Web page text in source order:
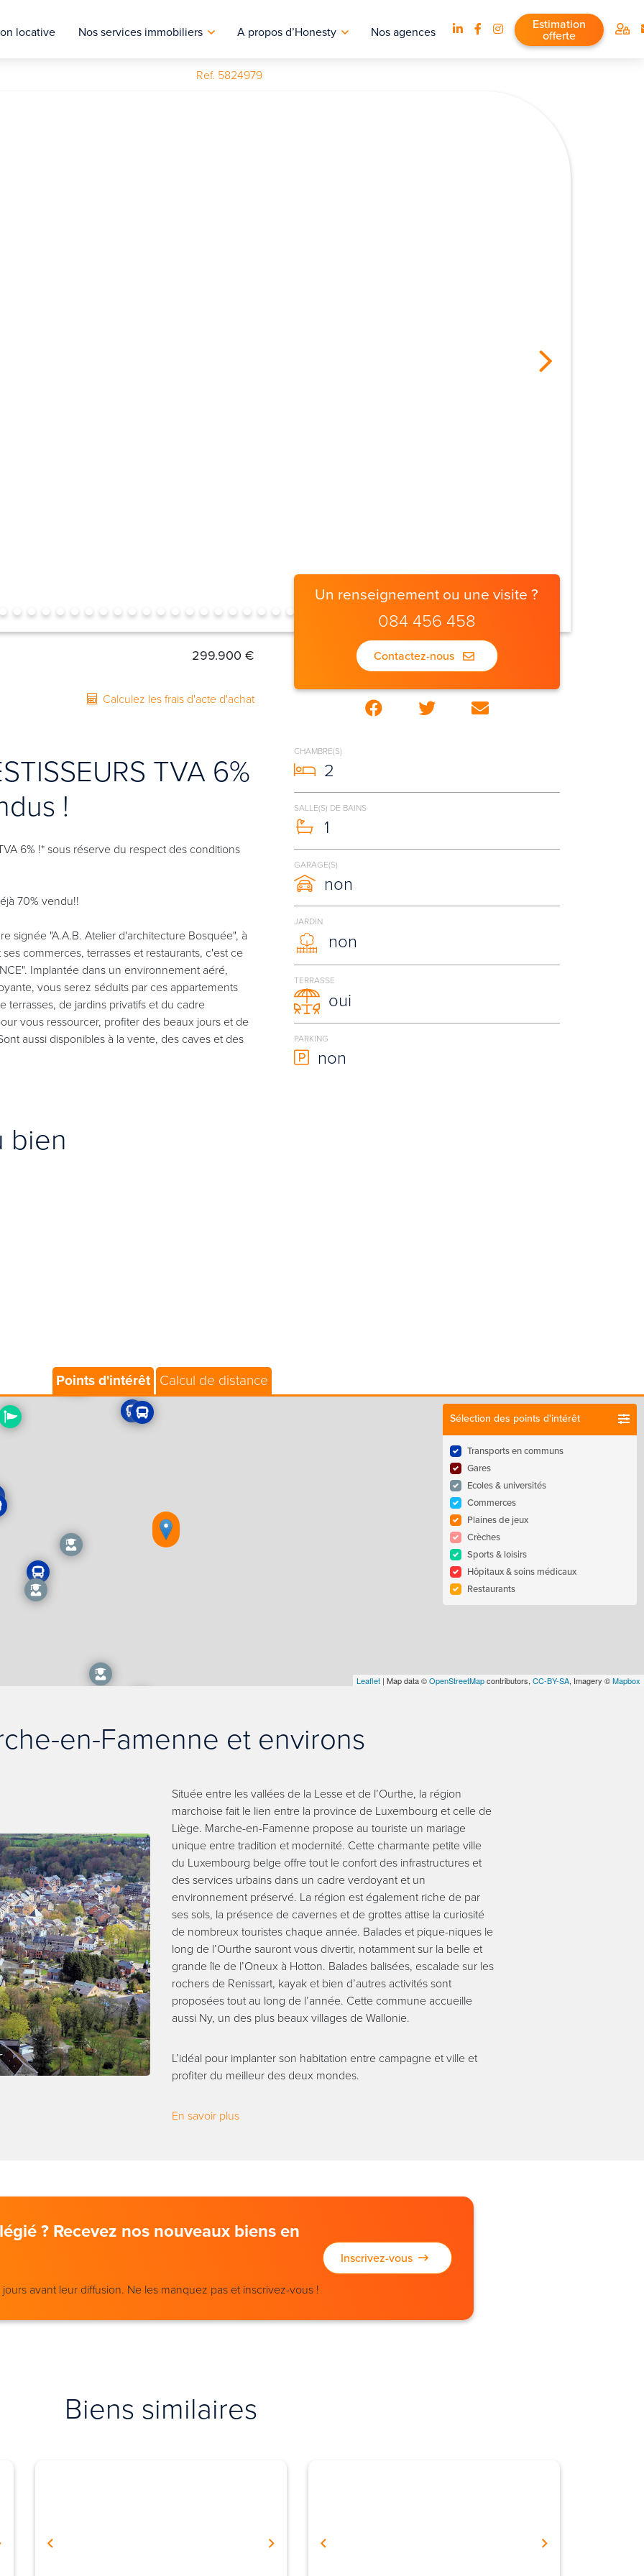
locative Nos services immobiliers A propos d’Honesty Nos agences Estimation
offerte
Ref. 5824979
299.900 €
Calculez les frais d'acte d'achat
TVA 6%
!
6% !* sous réserve du respect des conditions
70% vendu!!
signée "A.A.B. Atelier d'architecture Bosquée", à
commerces, terrasses et restaurants, c'est ce
Implantée dans un environnement aéré,
vous serez séduits par ces appartements
terrasses, de jardins privatifs et du cadre
vous ressourcer, profiter des beaux jours et de
aussi disponibles à la vente, des caves et des
bien
Un renseignement ou une visite ?
084 456 458
Contactez-nous
CHAMBRE(S)
2
SALLE(S) DE BAINS
1
GARAGE(S)
non
JARDIN
non
TERRASSE
oui
PARKING
non
Points d'intérêt Calcul de distance
Sélection des points d'intérêt
Transports en communs
Gares
Ecoles & universités
Commerces
Plaines de jeux
Crèches
Sports & loisirs
Hôpitaux & soins médicaux
Restaurants
Leaflet | Map data ©OpenStreetMapcontributors, CC-BY-SA, Imagery ©Mapbox
en-Famenne et environs
Située entre les vallées de la Lesse et de l’Ourthe, la région
marchoise fait le lien entre la province de Luxembourg et celle de
Liège. Marche-en-Famenne propose au touriste un mariage
unique entre tradition et modernité. Cette charmante petite ville
du Luxembourg belge offre tout le confort des infrastructures et
des services urbains dans un cadre verdoyant et un
environnement préservé. La région est également riche de par
ses sols, la présence de cavernes et de grottes attise la curiosité
de nombreux touristes chaque année. Balades et pique-niques le
long de l’Ourthe sauront vous divertir, notamment sur la belle et
grande île de l’Oneux à Hotton. Balades balisées, escalade sur les
rochers de Renissart, kayak et bien d’autres activités sont
proposées tout au long de l’année. Cette commune accueille
aussi Ny, un des plus beaux villages de Wallonie.
L’idéal pour implanter son habitation entre campagne et ville et
profiter du meilleur des deux mondes.
En savoir plus
? Recevez nos nouveaux biens en
avant leur diffusion. Ne les manquez pas et inscrivez-vous !
Inscrivez-vous
Biens similaires